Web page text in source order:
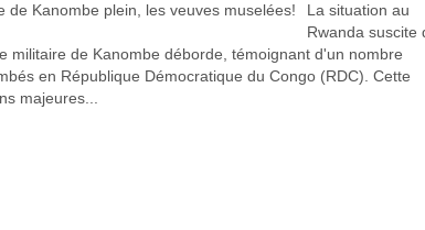
La situation au
Rwanda suscite
militaire de Kanombe déborde, témoignant d'un nombre
en République Démocratique du Congo (RDC). Cette
majeures...